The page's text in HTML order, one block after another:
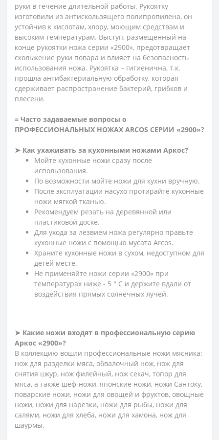
руки в течение длительной работы. Рукоятку
изготовили из антискользящего полипропилена, он
устойчив к кислотам, хлору, моющим средствам и
высоким температурам. Выступ, размещенный на
конце рукоятки ножа серии «2900», предотвращает
скольжение руки повара и влияет на безопасность
использования ножа. Рукоятка – гигиенична, т.к.
прошла антибактериальную обработку, которая
сдерживает распространение бактерий, грибков и
плесени.
≡ Часто задаваемые вопросы о
ПРОФЕССИОНАЛЬНЫХ НОЖАХ ARCOS СЕРИИ «2900»?
➤ Как ухаживать за кухонными ножами Аркос?
Мойте кухонные ножи сразу после
использования.
По возможности мойте ножи для кухни вручную.
После эксплуатации насухо протирайте кухонные
ножи мягкой тканью.
Рекомендуем резать на деревянной или
пластиковой доске.
Для ухода за лезвием ножа регулярно правьте
кухонные ножи с помощью мусата Arcos.
Храните кухонные ножи в сухом, недоступном для
детей месте.
Не применяйте ножи серии «2900» при
температурах ниже - 5 ° С и держите вдали от
воздействия прямых солнечных лучей.
➤ Какие ножи входят в профессиональную серию
Аркос «2900»?
В коллекцию вошли профессиональные ножи мясника:
нож для разделки мяса, обвалочный нож, нож для
снятия шкур, нож филейный, нож секач, топор для
мяса, а также шеф-ножи, японские ножи, ножи Сантоку,
поварские ножи, ножи для овощей и фруктов, овощные
ножи, ножи для нарезки, ножи для рыбы, ножи для
салями, ножи для хлеба, ножи для хамона, нож для
шаурмы.